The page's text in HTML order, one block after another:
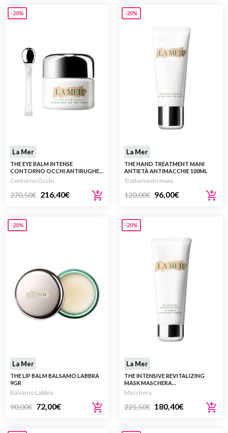
-20%
La Mer
THE EYE BALM INTENSE
CONTORNO OCCHI ANTIRUGHE
15ML
Contorno Occhi
270,50€ 216,40€
-20%
La Mer
THE HAND TREATMENT MANI
ANTIETÀ ANTIMACCHIE 100ML
Trattamento mani
120,00€ 96,00€
-20%
La Mer
THE LIP BALM BALSAMO LABBRA
9GR
Balsamo Labbra
90,00€ 72,00€
-20%
La Mer
THE INTENSIVE REVITALIZING
MASK MASCHERA
RIVITALIZZANTE VISO 75ML
Maschera
225,50€ 180,40€